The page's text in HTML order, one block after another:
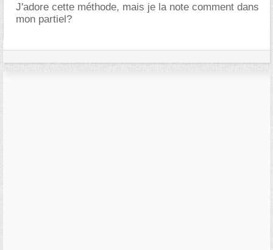
J'adore cette méthode, mais je la note comment dans
mon partiel?